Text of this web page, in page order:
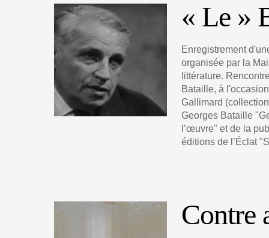
« Le »
Enregistrement
organisée par la
littérature.
Bataille, à
Gallimard
Georges Bataille
l’œuvre" et de la
éditions de l’Éclat
Contre